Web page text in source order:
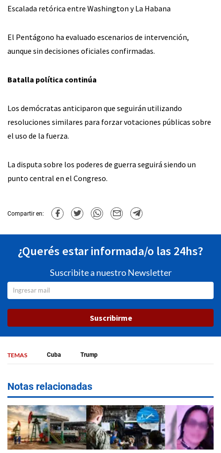
Escalada retórica entre Washington y La Habana
El Pentágono ha evaluado escenarios de intervención,
aunque sin decisiones oficiales confirmadas.
Batalla política continúa
Los demócratas anticiparon que seguirán utilizando
resoluciones similares para forzar votaciones públicas sobre
el uso de la fuerza.
La disputa sobre los poderes de guerra seguirá siendo un
punto central en el Congreso.
Compartir en:
¿Querés estar informada/o las 24hs?
Suscribite a nuestro Newsletter
Suscribirme
TEMAS Cuba Trump
Notas relacionadas